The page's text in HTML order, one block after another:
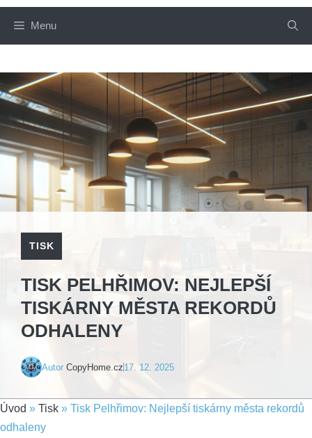
Menu
TISK
TISK PELHŘIMOV: NEJLEPŠÍ
TISKÁRNY MĚSTA REKORDŮ
ODHALENY
Autor CopyHome.cz 17. 12. 2025
Úvod » Tisk » Tisk Pelhřimov: Nejlepší tiskárny města rekordů
odhaleny